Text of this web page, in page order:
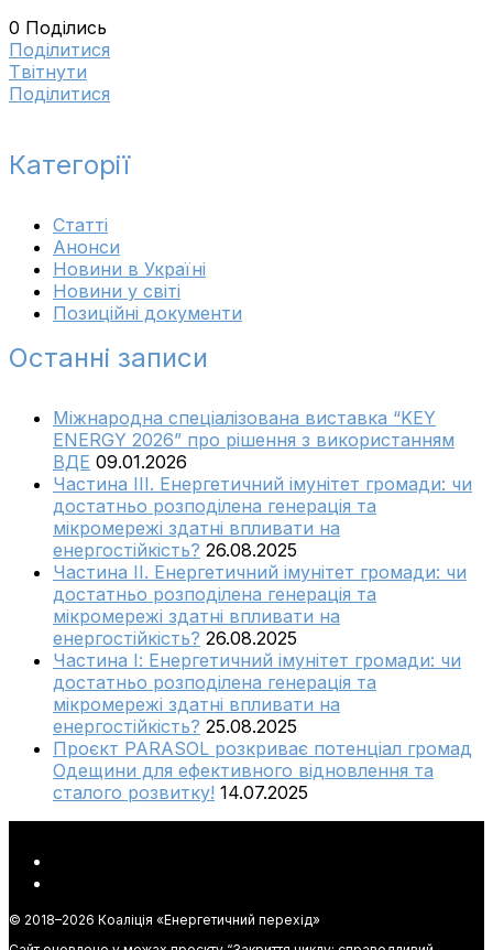
0 Поділись
Поділитися
Tвітнути
Поділитися
Категорії
Cтатті
Анонси
Новини в Україні
Новини у світі
Позиційні документи
Останні записи
Міжнародна спеціалізована виставка “KEY
ENERGY 2026” про рішення з використанням
ВДЕ 09.01.2026
Частина ІІІ. Енергетичний імунітет громади: чи
достатньо розподілена генерація та
мікромережі здатні впливати на
енергостійкість? 26.08.2025
Частина ІІ. Енергетичний імунітет громади: чи
достатньо розподілена генерація та
мікромережі здатні впливати на
енергостійкість? 26.08.2025
Частина І: Енергетичний імунітет громади: чи
достатньо розподілена генерація та
мікромережі здатні впливати на
енергостійкість? 25.08.2025
Проєкт PARASOL розкриває потенціал громад
Одещини для ефективного відновлення та
сталого розвитку! 14.07.2025
© 2018–2026 Коаліція «Енергетичний перехід»